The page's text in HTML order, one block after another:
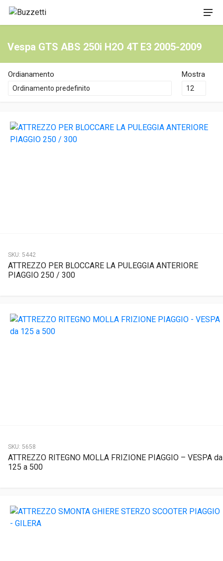
Vespa GTS ABS 250i H2O 4T E3 2005-2009
Ordianamento Mostra
SKU: 5442
ATTREZZO PER BLOCCARE LA PULEGGIA ANTERIORE
PIAGGIO 250 / 300
SKU: 5658
ATTREZZO RITEGNO MOLLA FRIZIONE PIAGGIO – VESPA da
125 a 500